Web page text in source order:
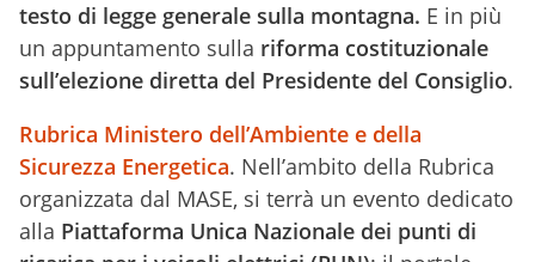
testo di legge generale sulla montagna. E in più
un appuntamento sulla riforma costituzionale
sull’elezione diretta del Presidente del Consiglio.
Rubrica Ministero dell’Ambiente e della
Sicurezza Energetica. Nell’ambito della Rubrica
organizzata dal MASE, si terrà un evento dedicato
alla Piattaforma Unica Nazionale dei punti di